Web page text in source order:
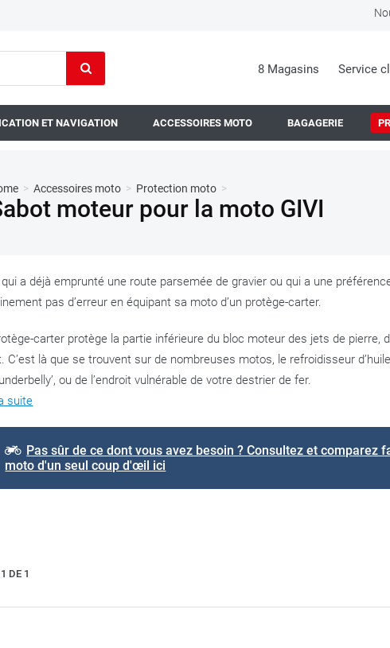
8 Magasins Service
ET NAVIGATION ACCESSOIRES MOTO BAGAGERIE
> Accessoires moto > Protection moto >
moteur pour la moto GIVI
qui a déjà emprunté une route parsemée de gravier ou qui a une
pas d’erreur en équipant sa moto d’un protège-carter.
carter protège la partie inférieure du bloc moteur des jets de pierre,
C’est là que se trouvent sur de nombreuses motos, le refroidisseur
ou de l’endroit vulnérable de votre destrier de fer.
suite
Pas sûr de ce dont vous avez besoin ? Consultez et comparez
moto d'un seul coup d'œil ici
DE 1